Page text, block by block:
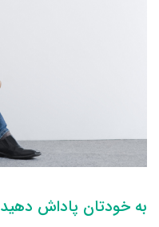
به خودتان پاداش دهید